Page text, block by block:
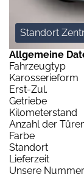
Standort
Allgemeine
Fahrzeugtyp
Karosserieform
Erst-Zul.
Getriebe
Kilometerstand
Anzahl der
Farbe
Standort
Lieferzeit
Unsere Nummer